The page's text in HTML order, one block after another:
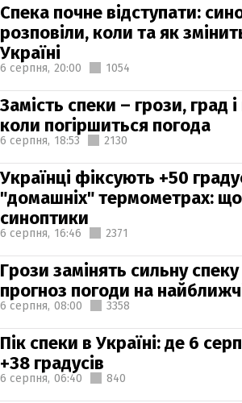
Спека почне відступати:
розповіли, коли та як
Україні
6 серпня, 20:00 1054
Замість спеки – грози, град
коли погіршиться погода
6 серпня, 18:53 2130
Українці фіксують +50
"домашніх" термометрах:
синоптики
6 серпня, 16:46 2371
Грози замінять сильну
прогноз погоди на
6 серпня, 08:00 3358
Пік спеки в Україні: де 6
+38 градусів
6 серпня, 06:40 840